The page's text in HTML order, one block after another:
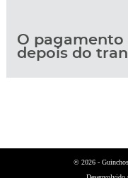
O pagamento
depois do
© 2026 -